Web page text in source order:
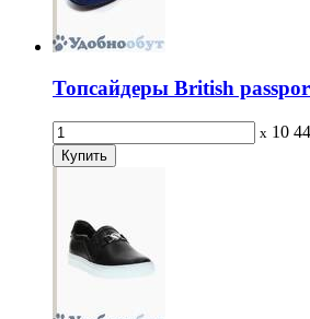
Топсайдеры British
x 10